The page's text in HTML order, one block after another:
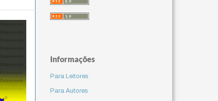
Informações
Para Leitores
Para Autores